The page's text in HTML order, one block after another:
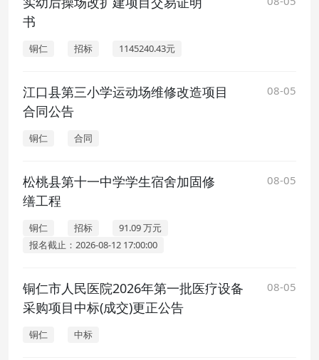
书
铜仁 招标 1145240.43元
江口县第三小学运动场维修改造项目
合同公告
08-05
铜仁 合同
松桃县第十一中学学生宿舍加固修
缮工程
08-05
铜仁 招标
91.09 万元
报名截止：2026-08-12 17:00:00
铜仁市人民医院2026年第一批医疗设备
采购项目中标(成交)更正公告
08-05
铜仁 中标